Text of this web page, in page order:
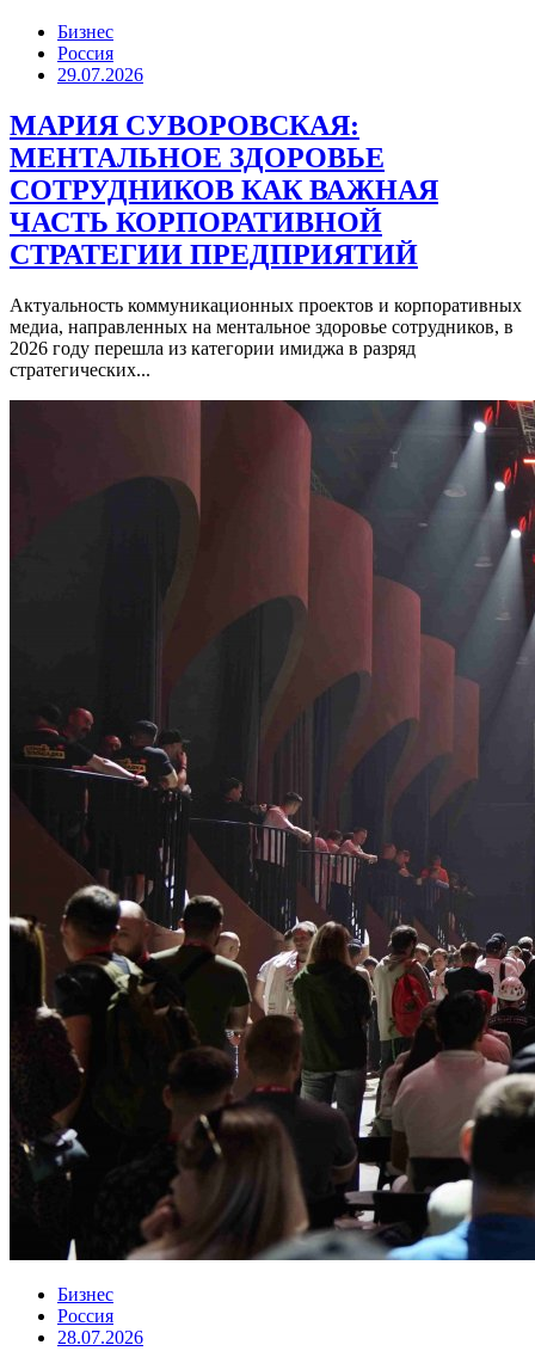
Бизнес
Россия
29.07.2026
МАРИЯ СУВОРОВСКАЯ:
МЕНТАЛЬНОЕ ЗДОРОВЬЕ
СОТРУДНИКОВ КАК ВАЖНАЯ
ЧАСТЬ КОРПОРАТИВНОЙ
СТРАТЕГИИ ПРЕДПРИЯТИЙ
Актуальность коммуникационных проектов и корпоративных
медиа, направленных на ментальное здоровье сотрудников, в
2026 году перешла из категории имиджа в разряд
стратегических...
Бизнес
Россия
28.07.2026